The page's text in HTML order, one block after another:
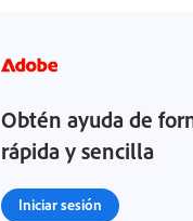
Obtén ayuda de
rápida y sencilla
Iniciar sesión